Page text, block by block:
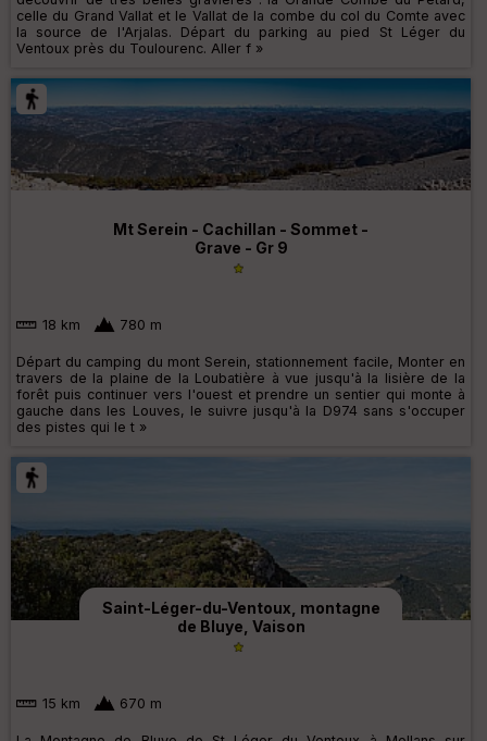
celle du Grand Vallat et le Vallat de la combe du col du Comte avec
la source de l'Arjalas. Départ du parking au pied St Léger du
Ventoux près du Toulourenc. Aller f »
Mt Serein - Cachillan - Sommet -
Grave - Gr 9
18 km 780 m
Départ du camping du mont Serein, stationnement facile, Monter en
travers de la plaine de la Loubatière à vue jusqu'à la lisière de la
forêt puis continuer vers l'ouest et prendre un sentier qui monte à
gauche dans les Louves, le suivre jusqu'à la D974 sans s'occuper
des pistes qui le t »
Saint-Léger-du-Ventoux, montagne
de Bluye, Vaison
15 km 670 m